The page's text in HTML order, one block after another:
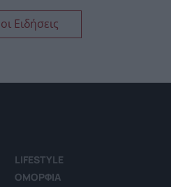
Ειδήσεις
LIFESTYLE
ΟΜΟΡΦΙΑ